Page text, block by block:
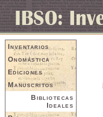
Inventarios
Onomástica
Ediciones
Manuscritos
Bibliotecas
Ideales